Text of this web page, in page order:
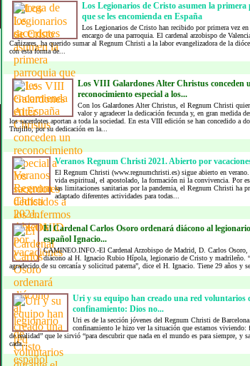
Los Legionarios de Cristo asumen la primera
que se les encomienda en España
Los Legionarios de Cristo han recibido por primera vez en
encargo de una parroquia. El cardenal arzobispo de
Cañizares, ha querido sumar al Regnum Christi a la labor evangelizadora de la
con esta forma de...
Los VIII Galardones Alter Christus conceden
reconocimiento especial a los...
Con los Galardones Alter Christus, el Regnum Christi
valor y agradecer la dedicación fecunda y, en gran medida
los sacerdotes aportan a toda la sociedad. En esta VIII edición se han concedido a
Trujillo, por su dedicación en la...
Veranos Regnum Christi 2021. Abierto por
El Regnum Christi (www.regnumchristi.es) sigue abierto en verano.
vida espiritual, el apostolado, la formación ni la convivencia. Por
las limitaciones sanitarias por la pandemia, el Regnum Christi ha
adaptado diferentes actividades para todas...
El Cardenal Carlos Osoro ordenará diácono al
español Ignacio...
CAMINEO.INFO.-El Cardenal Arzobispo de Madrid, D. Carlos Osoro,
diácono al H. Ignacio Rubio Hípola, legionario de Cristo y madrileño.
agradecido de su cercanía y solicitud paterna”, dice el H. Ignacio. Tiene 29 años y
Uri y su equipo han creado una red voluntarios
confinamiento: Dios no...
Uri es de la sección jóvenes del Regnum Christi de
confinamiento le hizo ver la situación que estamos viviendo:
de realidad” que le sirvió “para descubrir que nada en el mundo es para siempre, y
cada...